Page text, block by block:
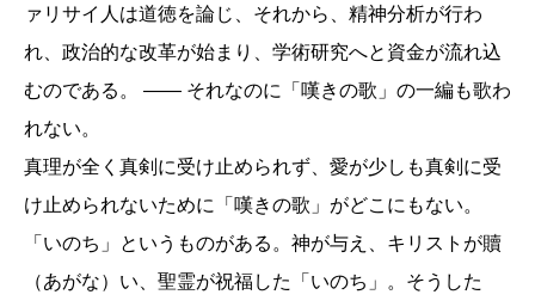
ァリサイ人は道徳を論じ、それから、精神分析が行わ
れ、政治的な改革が始まり、学術研究へと資金が流れ込
むのである。 ―― それなのに「嘆きの歌」の一編も歌わ
れない。
真理が全く真剣に受け止められず、愛が少しも真剣に受
け止められないために「嘆きの歌」がどこにもない。
「いのち」というものがある。神が与え、キリストが贖
（あがな）い、聖霊が祝福した「いのち」。そうした